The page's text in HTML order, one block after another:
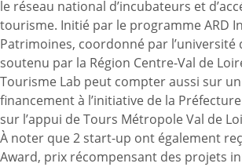
le réseau national d’incubateurs et
tourisme. Initié par le programme ARD
Patrimoines, coordonné par l’université
soutenu par la Région Centre-Val de
Tourisme Lab peut compter aussi sur
financement à l’initiative de la
sur l’appui de Tours Métropole Val de
À noter que 2 start-up ont également
Award, prix récompensant des projets